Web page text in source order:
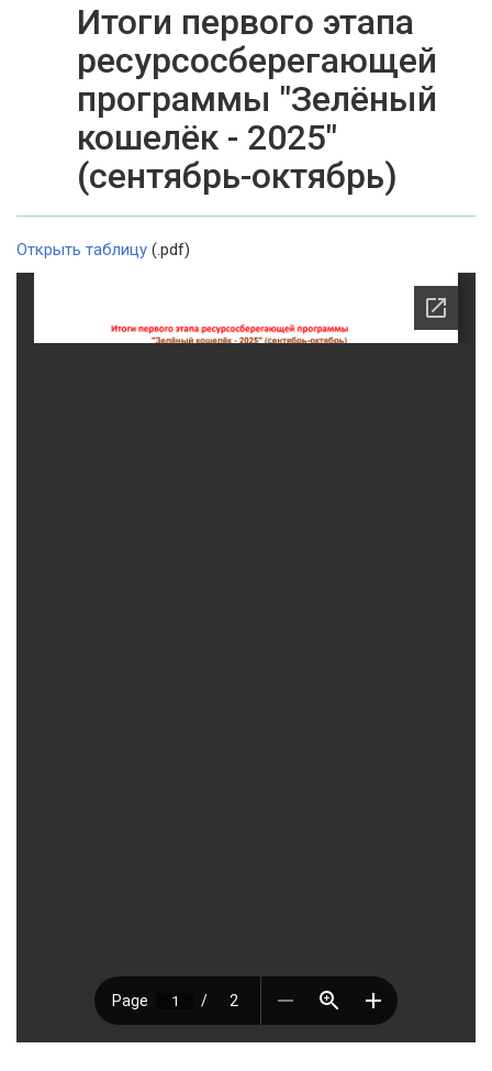
Итоги первого этапа
ресурсосберегающей
программы "Зелёный
кошелёк - 2025"
(сентябрь-октябрь)
Открыть таблицу (.pdf)